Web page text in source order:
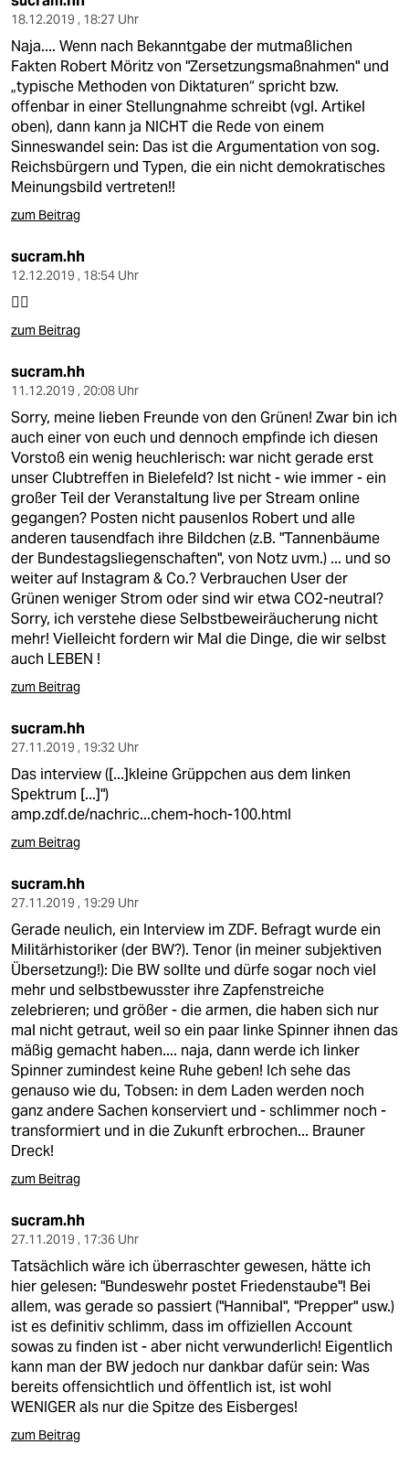
18.12.2019 , 18:27 Uhr
Naja.... Wenn nach Bekanntgabe der mutmaßlichen
Fakten Robert Möritz von "Zersetzungsmaßnahmen" und
„typische Methoden von Diktaturen“ spricht bzw.
offenbar in einer Stellungnahme schreibt (vgl. Artikel
oben), dann kann ja NICHT die Rede von einem
Sinneswandel sein: Das ist die Argumentation von sog.
Reichsbürgern und Typen, die ein nicht demokratisches
Meinungsbild vertreten!!
zum Beitrag
sucram.hh
12.12.2019 , 18:54 Uhr
👍🏻
zum Beitrag
sucram.hh
11.12.2019 , 20:08 Uhr
Sorry, meine lieben Freunde von den Grünen! Zwar bin ich
auch einer von euch und dennoch empfinde ich diesen
Vorstoß ein wenig heuchlerisch: war nicht gerade erst
unser Clubtreffen in Bielefeld? Ist nicht - wie immer - ein
großer Teil der Veranstaltung live per Stream online
gegangen? Posten nicht pausenlos Robert und alle
anderen tausendfach ihre Bildchen (z.B. "Tannenbäume
der Bundestagsliegenschaften", von Notz uvm.) ... und so
weiter auf Instagram & Co.? Verbrauchen User der
Grünen weniger Strom oder sind wir etwa CO2-neutral?
Sorry, ich verstehe diese Selbstbeweiräucherung nicht
mehr! Vielleicht fordern wir Mal die Dinge, die wir selbst
auch LEBEN !
zum Beitrag
sucram.hh
27.11.2019 , 19:32 Uhr
Das interview ([...]kleine Grüppchen aus dem linken
Spektrum [...]")
amp.zdf.de/nachric...chem-hoch-100.html
zum Beitrag
sucram.hh
27.11.2019 , 19:29 Uhr
Gerade neulich, ein Interview im ZDF. Befragt wurde ein
Militärhistoriker (der BW?). Tenor (in meiner subjektiven
Übersetzung!): Die BW sollte und dürfe sogar noch viel
mehr und selbstbewusster ihre Zapfenstreiche
zelebrieren; und größer - die armen, die haben sich nur
mal nicht getraut, weil so ein paar linke Spinner ihnen das
mäßig gemacht haben.... naja, dann werde ich linker
Spinner zumindest keine Ruhe geben! Ich sehe das
genauso wie du, Tobsen: in dem Laden werden noch
ganz andere Sachen konserviert und - schlimmer noch -
transformiert und in die Zukunft erbrochen... Brauner
Dreck!
zum Beitrag
sucram.hh
27.11.2019 , 17:36 Uhr
Tatsächlich wäre ich überraschter gewesen, hätte ich
hier gelesen: "Bundeswehr postet Friedenstaube"! Bei
allem, was gerade so passiert ("Hannibal", "Prepper" usw.)
ist es definitiv schlimm, dass im offiziellen Account
sowas zu finden ist - aber nicht verwunderlich! Eigentlich
kann man der BW jedoch nur dankbar dafür sein: Was
bereits offensichtlich und öffentlich ist, ist wohl
WENIGER als nur die Spitze des Eisberges!
zum Beitrag